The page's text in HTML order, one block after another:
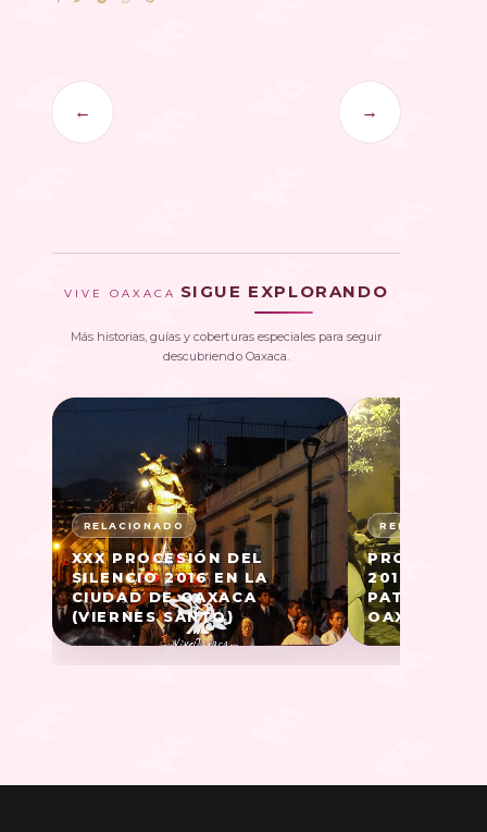
← →
VIVE OAXACA SIGUE EXPLORANDO
Más historias, guías y coberturas especiales para seguir
descubriendo Oaxaca.
XXX PROCESIÓN DEL
SILENCIO 2016 EN LA
CIUDAD DE OAXACA
(VIERNES SANTO)
PROCESIÓN
2016 DEL
OAXACA